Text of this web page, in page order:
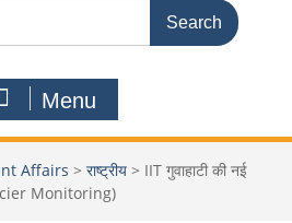
Menu
Affairs > राष्ट्रीय > IIT गुवाहाटी की नई
Monitoring)